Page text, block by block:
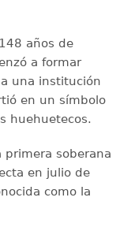
años de
a formar
una institución
en un símbolo
huehuetecos.
primera soberana
en julio de
como la